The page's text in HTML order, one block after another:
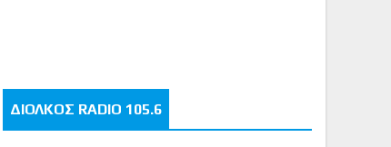
ΔΙΟΛΚΟΣ RADIO 105.6